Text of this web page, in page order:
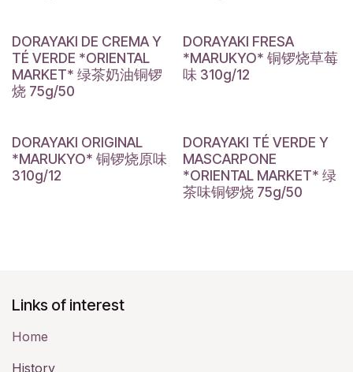
DORAYAKI DE CREMA Y
TÉ VERDE *ORIENTAL
MARKET* 绿茶奶油铜锣
烧 75g/50
DORAYAKI FRESA
*MARUKYO* 铜锣烧草莓
味 310g/12
DORAYAKI ORIGINAL
*MARUKYO* 铜锣烧原味
310g/12
DORAYAKI TÉ VERDE Y
MASCARPONE
*ORIENTAL MARKET* 绿
茶味铜锣烧 75g/50
Links of interest
Home
History​